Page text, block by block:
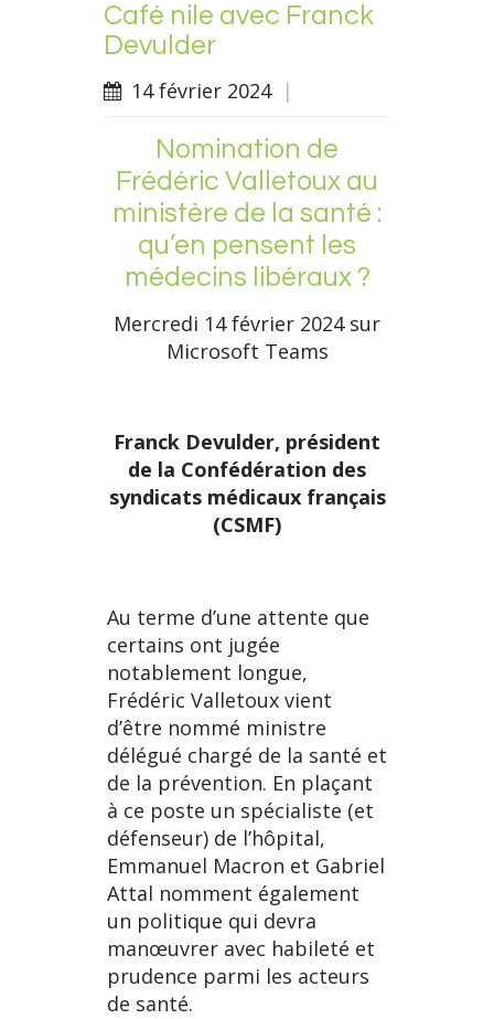
Café nile avec Franck
Devulder
14 février 2024 |
Nomination de
Frédéric Valletoux au
ministère de la santé :
qu’en pensent les
médecins libéraux ?
Mercredi 14 février 2024 sur
Microsoft Teams
Franck Devulder, président
de la Confédération des
syndicats médicaux français
(CSMF)
Au terme d’une attente que
certains ont jugée
notablement longue,
Frédéric Valletoux vient
d’être nommé ministre
délégué chargé de la santé et
de la prévention. En plaçant
à ce poste un spécialiste (et
défenseur) de l’hôpital,
Emmanuel Macron et Gabriel
Attal nomment également
un politique qui devra
manœuvrer avec habileté et
prudence parmi les acteurs
de santé.